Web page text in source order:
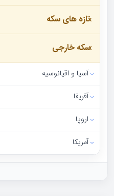
تازه های سکه
سکه خارجی
آسیا و اقیانوسیه
آفریقا
اروپا
آمریکا